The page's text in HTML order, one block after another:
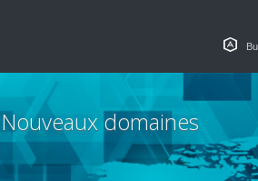
Nouveaux domaines